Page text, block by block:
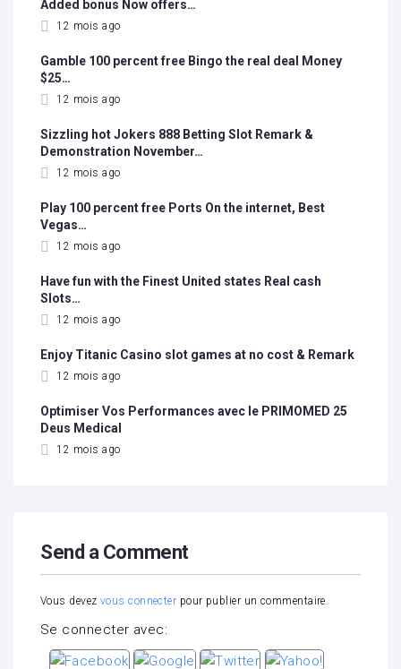
Added bonus Now offers…
12 mois ago
Gamble 100 percent free Bingo the real deal Money
$25…
12 mois ago
Sizzling hot Jokers 888 Betting Slot Remark &
Demonstration November…
12 mois ago
Play 100 percent free Ports On the internet, Best
Vegas…
12 mois ago
Have fun with the Finest United states Real cash
Slots…
12 mois ago
Enjoy Titanic Casino slot games at no cost & Remark
12 mois ago
Optimiser Vos Performances avec le PRIMOMED 25
Deus Medical
12 mois ago
Send a Comment
Vous devez vous connecter pour publier un commentaire.
Se connecter avec: